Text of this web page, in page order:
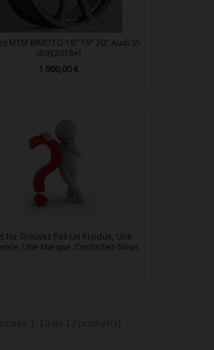
MTM BIMOTO 18" 19" 20" Audi S5
(B9)(2016+)
Prix
1 900,00 €
Ne Trouvez Pas Un Produit, Une
Une Marque :Contactez-Nous